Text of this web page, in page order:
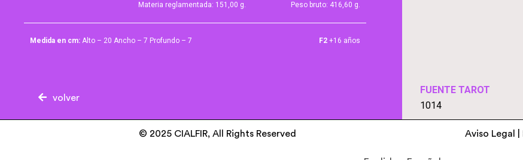
Materia reglamentada: 151,00 g.
Peso bruto: 416,60 g.
Medida en cm: Alto – 20 Ancho – 7 Profundo – 7 F2 +16 años
volver
FUENTE TAROT
1014
© 2025 CIALFIR, All Rights Reserved Aviso Legal